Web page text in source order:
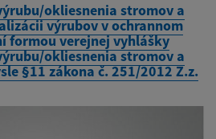
okliesnenia stromov a
výrubov v ochrannom
formou verejnej vyhlášky
okliesnenia stromov a
§11 zákona č. 251/2012 Z.z.